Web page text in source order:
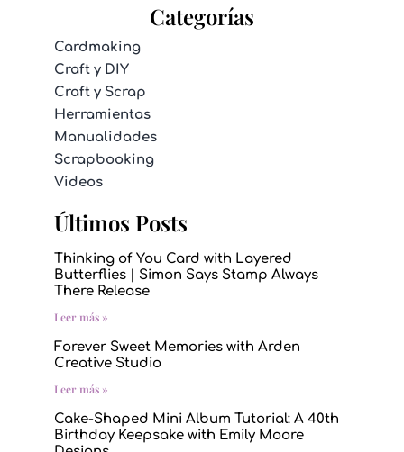
Categorías
Cardmaking
Craft y DIY
Craft y Scrap
Herramientas
Manualidades
Scrapbooking
Videos
Últimos Posts
Thinking of You Card with Layered
Butterflies | Simon Says Stamp Always
There Release
Leer más »
Forever Sweet Memories with Arden
Creative Studio
Leer más »
Cake-Shaped Mini Album Tutorial: A 40th
Birthday Keepsake with Emily Moore